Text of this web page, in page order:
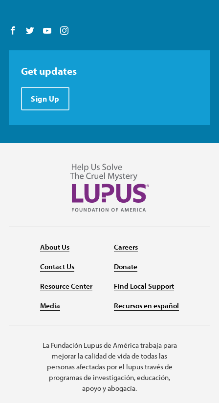
Follow us on Facebook
Follow us on Twitter
Follow us on YouTube
Get updates
Sign Up
About Us
Contact Us
Resource Center
Media
Careers
Donate
Find Local Support
Recursos en español
La Fundación Lupus de América trabaja para
mejorar la calidad de vida de todas las
personas afectadas por el lupus través de
programas de investigación, educación,
apoyo y abogacía.